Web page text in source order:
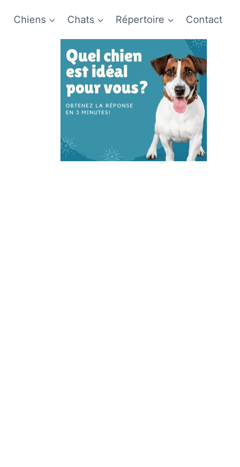
Chiens Chats Répertoire Contact